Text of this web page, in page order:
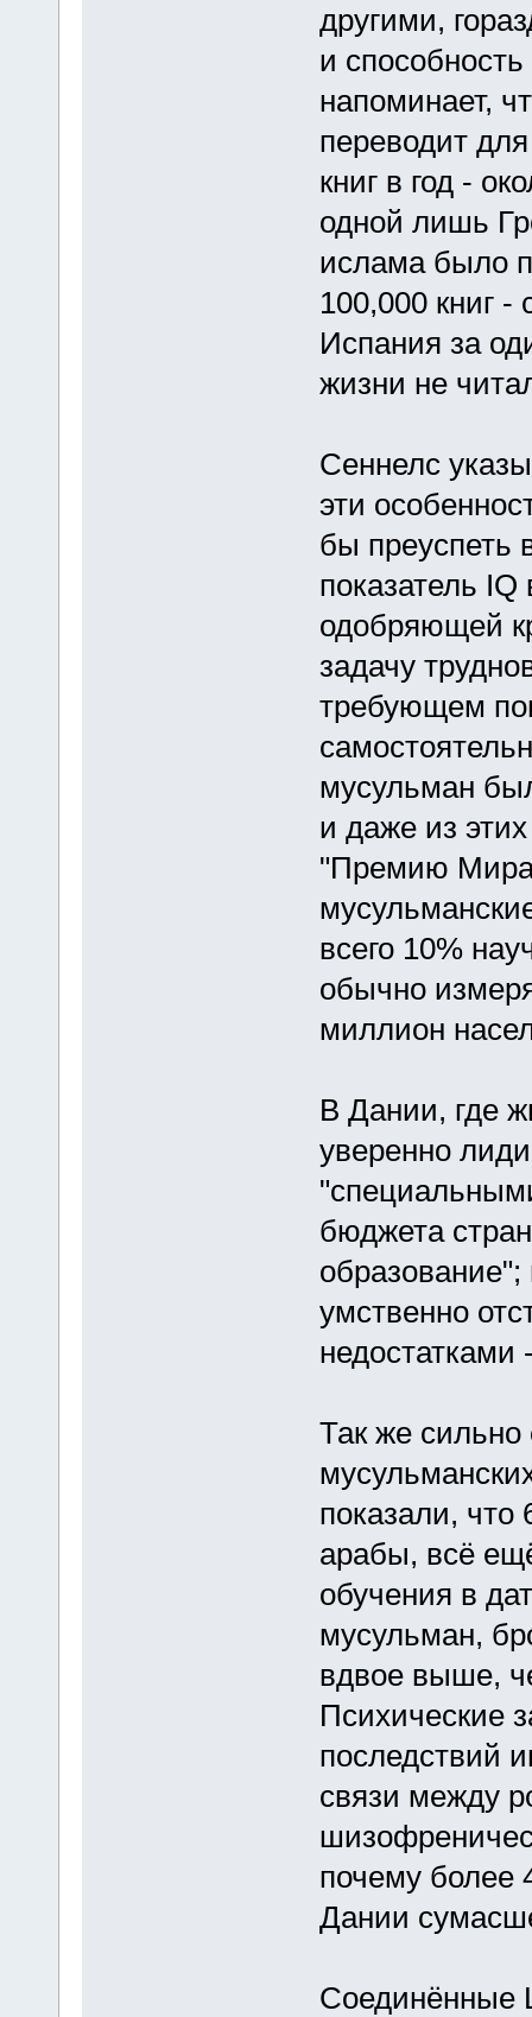
другими,
и
напоминает,
переводит
книг в год -
одной лишь
ислама было
100,000 книг -
Испания за
жизни не
Сеннелс
эти
бы преуспеть
показатель
одобряющей
задачу
требующем
мусульман
и даже из
"Премию
всего 10%
обычно
миллион
В Дании, где
уверенно
бюджета
образование";
умственно
недостатками
Так же
показали, что
арабы, всё
обучения в
мусульман,
вдвое выше,
Психические
последствий
связи между
почему более
Дании
Соединённые